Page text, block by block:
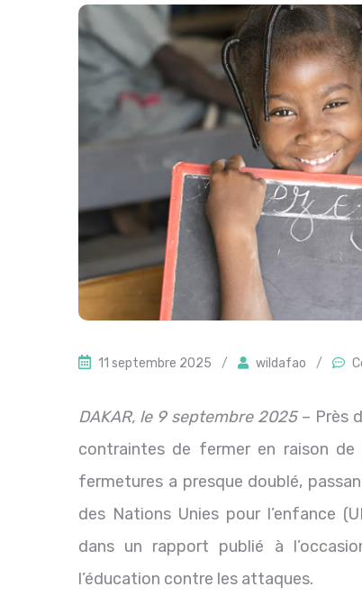
11 septembre 2025 / wildafao /
DAKAR, le 9 septembre 2025– Près
contraintes de fermer en raison
fermetures a presque doublé,
des Nations Unies pour l’enfance
dans un rapport publié à
l’éducation contre les attaques.